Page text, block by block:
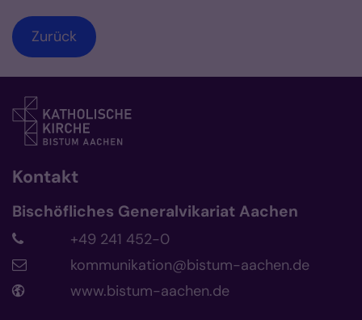
Zurück
Kontakt
Bischöfliches Generalvikariat Aachen
+49 241 452-0
kommunikation@bistum-aachen.de
www.bistum-aachen.de